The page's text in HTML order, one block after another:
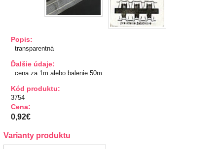
TIPY NA DARČEKY
Zľavnené
Aplikácie
Bižutérny kútik
Burda strihy
Dekorácie
Popis:
transparentná
Ďalšie údaje:
cena za 1m alebo balenie 50m
Kód produktu:
3754
Cena:
0,92€
Varianty produktu